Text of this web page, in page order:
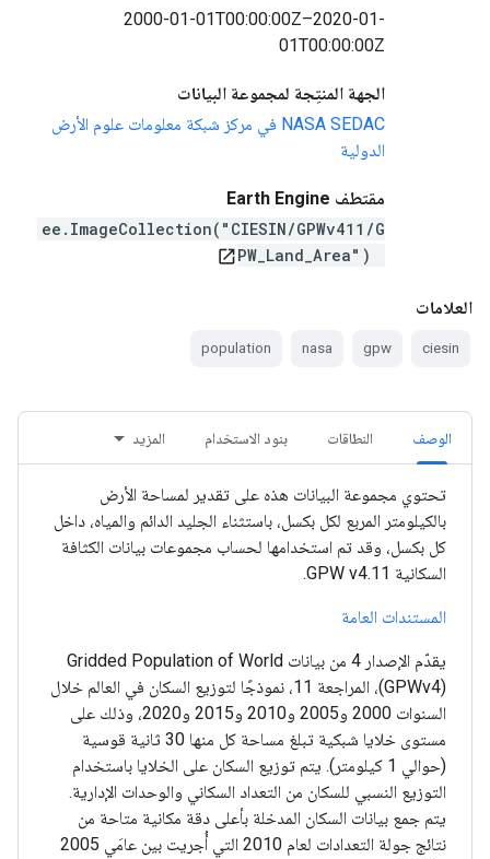
2000-01-01T00:00:00Z–2020-01-
01T00:00:00Z
الجهة المنتِجة لمجموعة البيانات
‫NASA SEDAC في مركز شبكة معلومات علوم الأرض
الدولية
مقتطف Earth Engine
ee.ImageCollection("CIESIN/GPWv411/G
PW_Land_Area")
open_in_new
العلامات
ciesin
gpw
nasa
population
الوصف النطاقات بنود الاستخدام المزيد
تحتوي مجموعة البيانات هذه على تقدير لمساحة الأرض
بالكيلومتر المربع لكل بكسل، باستثناء الجليد الدائم والمياه، داخل
كل بكسل، وقد تم استخدامها لحساب مجموعات بيانات الكثافة
السكانية GPW v4.11.
المستندات العامة
يقدّم الإصدار 4 من بيانات Gridded Population of World
(GPWv4)، المراجعة 11، نموذجًا لتوزيع السكان في العالم خلال
السنوات 2000 و2005 و2010 و2015 و2020، وذلك على
مستوى خلايا شبكية تبلغ مساحة كل منها 30 ثانية قوسية
(حوالي 1 كيلومتر). يتم توزيع السكان على الخلايا باستخدام
التوزيع النسبي للسكان من التعداد السكاني والوحدات الإدارية.
يتم جمع بيانات السكان المدخلة بأعلى دقة مكانية متاحة من
نتائج جولة التعدادات لعام 2010 التي أُجريت بين عامَي 2005